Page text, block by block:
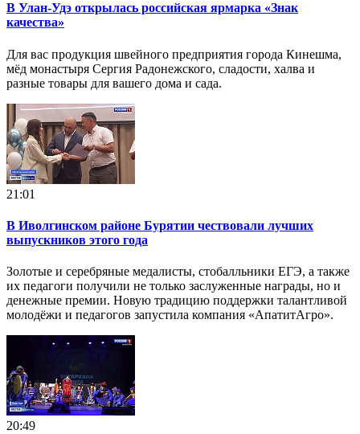
В Улан-Удэ открылась российская ярмарка «Знак
качества»
Для вас продукция швейного предприятия города Кинешма,
мёд монастыря Сергия Радонежского, сладости, халва и
разные товары для вашего дома и сада.
21:01
В Иволгинском районе Бурятии чествовали лучших
выпускников этого года
Золотые и серебряные медалисты, стобалльники ЕГЭ, а также
их педагоги получили не только заслуженные награды, но и
денежные премии. Новую традицию поддержки талантливой
молодёжи и педагогов запустила компания «АпатитАгро».
20:49